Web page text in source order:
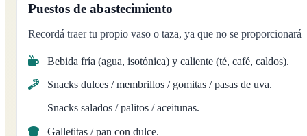
Puestos de abastecimiento
Recordá traer tu propio vaso o taza, ya que no se
Bebida fría (agua, isotónica) y caliente (té, café, caldos).
Snacks dulces / membrillos / gomitas / pasas de uva.
Snacks salados / palitos / aceitunas.
Galletitas / pan con dulce.